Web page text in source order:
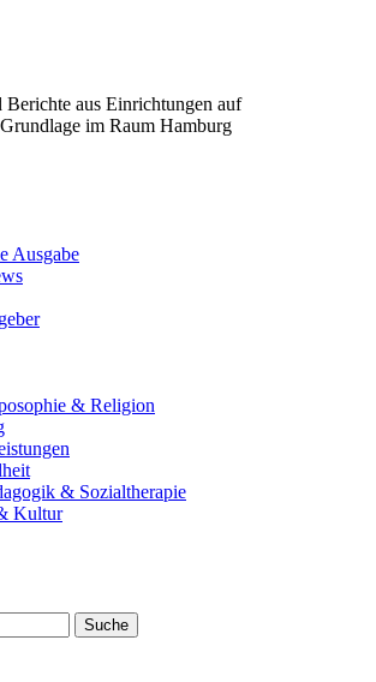
Berichte aus Einrichtungen auf
im Raum Hamburg
Ausgabe
& Religion
& Sozialtherapie
Kultur